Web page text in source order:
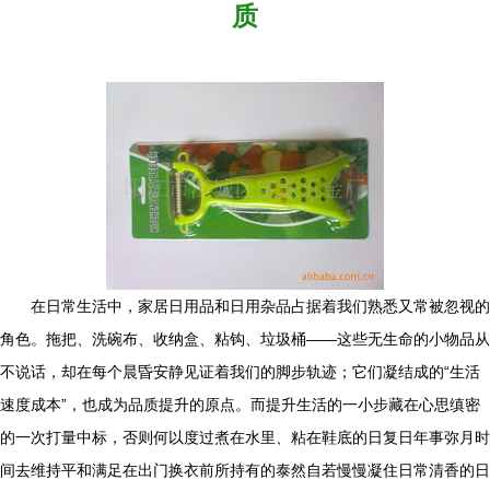
质
在日常生活中，家居日用品和日用杂品占据着我们熟悉又常被忽视的
角色。拖把、洗碗布、收纳盒、粘钩、垃圾桶——这些无生命的小物品从
不说话，却在每个晨昏安静见证着我们的脚步轨迹；它们凝结成的“生活
速度成本”，也成为品质提升的原点。而提升生活的一小步藏在心思缜密
的一次打量中标，否则何以度过煮在水里、粘在鞋底的日复日年事弥月时
间去维持平和满足在出门换衣前所持有的泰然自若慢慢凝住日常清香的日